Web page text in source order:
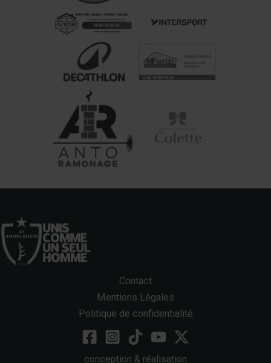
Contact
Mentions Légales
Politique de confidentialité
conception & réalisation